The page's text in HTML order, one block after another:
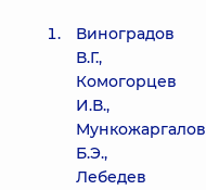
Виноградов
В.Г.,
Комогорцев
И.В.,
Мункожаргалов
Б.Э.,
Лебедев